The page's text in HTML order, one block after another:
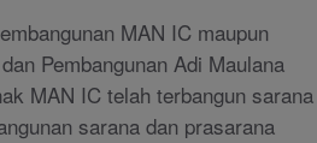
MAN IC maupun
Pembangunan Adi Maulana
MAN IC telah terbangun sarana
sarana dan prasarana